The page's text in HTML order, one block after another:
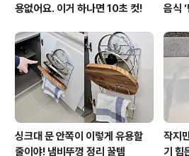
용없어요. 이거 하나면 10초 컷!
음식
싱크대 문 안쪽이 이렇게 유용할
줄이야! 냄비뚜껑 정리 꿀템
작지
기 힘